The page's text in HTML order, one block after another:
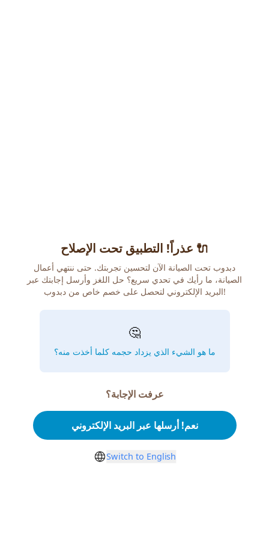
عذراً! التطبيق تحت الإصلاح 🔌
دبدوب تحت الصيانة الآن لتحسين تجربتك. حتى ننتهي أعمال
الصيانة، ما رأيك في تحدي سريع؟ حل اللغز وأرسل إجابتك عبر
البريد الإلكتروني لتحصل على خصم خاص من دبدوب!
🤔
ما هو الشيء الذي يزداد حجمه كلما أخذت منه؟
عرفت الإجابة؟
نعم! أرسلها عبر البريد الإلكتروني
Switch to English